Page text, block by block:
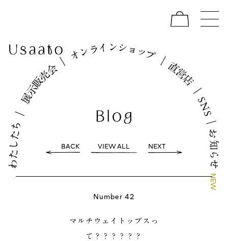
わ
た
し
た
ち
｜
展
示
販売会
｜ オンライ ンショ ップ ｜直営
店
｜
S
N
S
｜
N
E
W
お
知
ら
せ
BACK VIEW ALL NEXT
Number 42
マルチウェイトップスっ
て？？？？？？